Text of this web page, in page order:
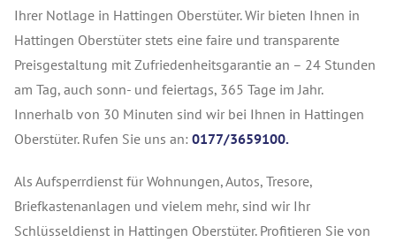
Ihrer Notlage in Hattingen Oberstüter. Wir bieten Ihnen in
Hattingen Oberstüter stets eine faire und transparente
Preisgestaltung mit Zufriedenheitsgarantie an – 24 Stunden
am Tag, auch sonn- und feiertags, 365 Tage im Jahr.
Innerhalb von 30 Minuten sind wir bei Ihnen in Hattingen
Oberstüter. Rufen Sie uns an: 0177/3659100.
Als Aufsperrdienst für Wohnungen, Autos, Tresore,
Briefkastenanlagen und vielem mehr, sind wir Ihr
Schlüsseldienst in Hattingen Oberstüter. Profitieren Sie von